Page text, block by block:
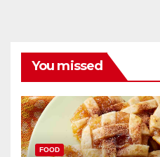
You missed
FOOD